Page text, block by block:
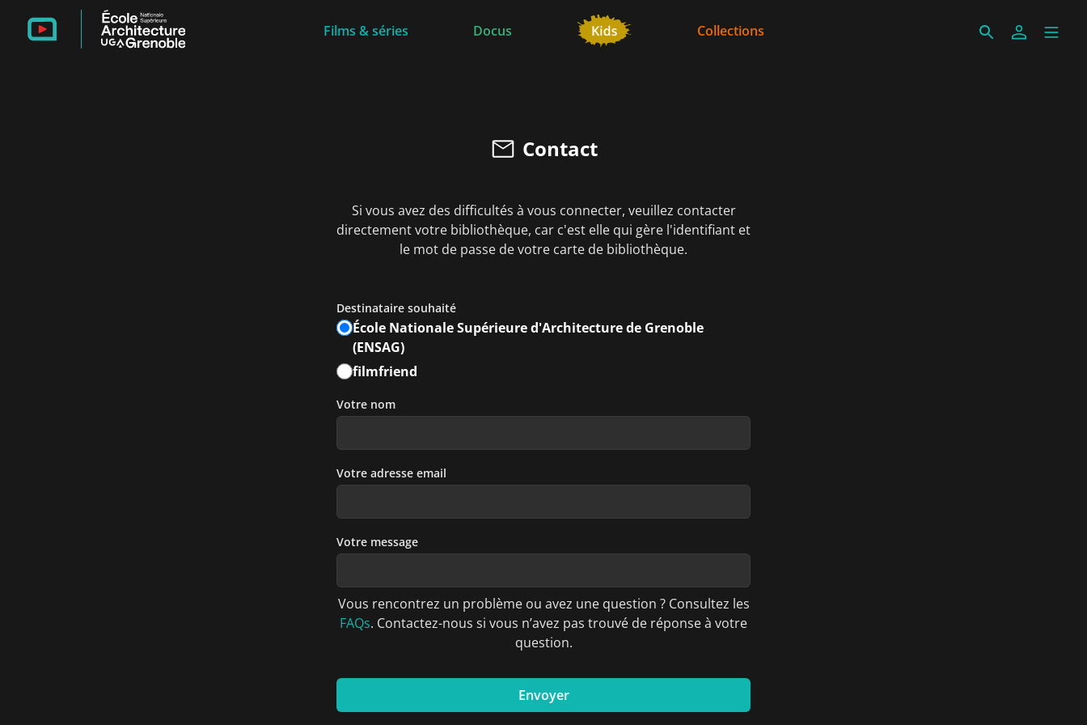
Films & séries Docus Collections
Contact
Si vous avez des difficultés à vous connecter, veuillez contacter
directement votre bibliothèque, car c'est elle qui gère l'identifiant et
le mot de passe de votre carte de bibliothèque.
Destinataire souhaité
École Nationale Supérieure d'Architecture de Grenoble
(ENSAG)
filmfriend
Votre nom
Votre adresse email
Votre message
Vous rencontrez un problème ou avez une question ? Consultez les
FAQs. Contactez-nous si vous n’avez pas trouvé de réponse à votre
question.
Envoyer